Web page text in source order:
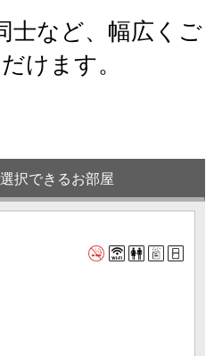
士など、幅広くご
けます。
択できるお部屋